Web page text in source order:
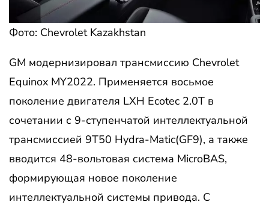
Фото: Chevrolet Kazakhstan
GM модернизировал трансмиссию Chevrolet
Equinox MY2022. Применяется восьмое
поколение двигателя LXH Ecotec 2.0T в
сочетании с 9-ступенчатой интеллектуальной
трансмиссией 9T50 Hydra-Matic(GF9), а также
вводится 48-вольтовая система MicroBAS,
формирующая новое поколение
интеллектуальной системы привода. С